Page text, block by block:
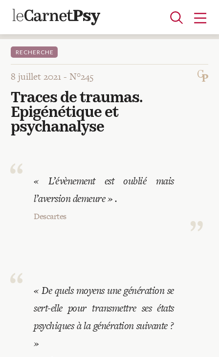
Articles
A la une
Adolescence
Dispositif
Enfance
Périnatalité
Psychanalyse
Psychopathologie
Soin
Dossiers
Blocs-notes
Recherches
Revues
Colloque
RECHERCHE
8 juillet 2021 -N°245
Traces de traumas.
Epigénétique et
psychanalyse
« L’évènement est oublié mais
l’aversion demeure » .
Descartes
« De quels moyens une génération se
sert-elle pour transmettre ses états
psychiques à la génération suivante ?
»